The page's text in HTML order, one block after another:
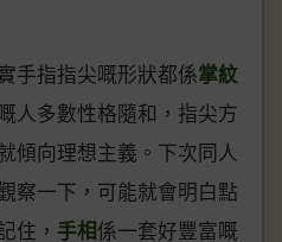
手指指尖嘅形狀都係掌紋
人多數性格隨和，指尖方
傾向理想主義。下次同人
察一下，可能就會明白點
住， 手相 係一套好豐富嘅